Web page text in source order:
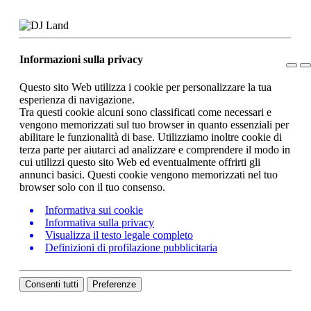
Informazioni sulla privacy
Questo sito Web utilizza i cookie per personalizzare la tua
esperienza di navigazione.
Tra questi cookie alcuni sono classificati come necessari e
vengono memorizzati sul tuo browser in quanto essenziali per
abilitare le funzionalità di base. Utilizziamo inoltre cookie di
terza parte per aiutarci ad analizzare e comprendere il modo in
cui utilizzi questo sito Web ed eventualmente offrirti gli
annunci basici. Questi cookie vengono memorizzati nel tuo
browser solo con il tuo consenso.
Informativa sui cookie
Informativa sulla privacy
Visualizza il testo legale completo
Definizioni di profilazione pubblicitaria
Consenti tutti Preferenze